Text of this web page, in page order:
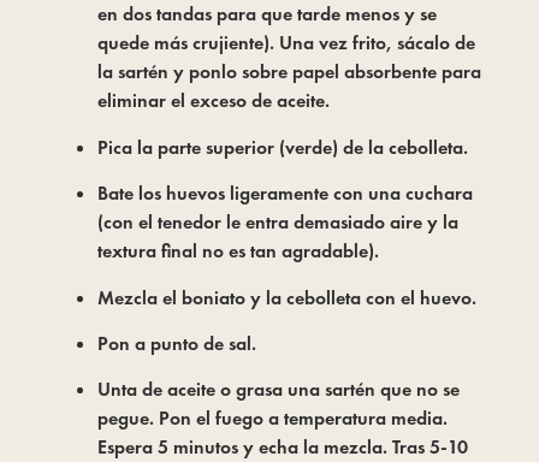
en dos tandas para que tarde menos y se
quede más crujiente). Una vez frito, sácalo de
la sartén y ponlo sobre papel absorbente para
eliminar el exceso de aceite.
Pica la parte superior (verde) de la cebolleta.
Bate los huevos ligeramente con una cuchara
(con el tenedor le entra demasiado aire y la
textura final no es tan agradable).
Mezcla el boniato y la cebolleta con el huevo.
Pon a punto de sal.
Unta de aceite o grasa una sartén que no se
pegue. Pon el fuego a temperatura media.
Espera 5 minutos y echa la mezcla. Tras 5-10